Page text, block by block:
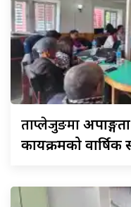
ताप्लेजुङमा
कार्यक्रमको वार्षिक